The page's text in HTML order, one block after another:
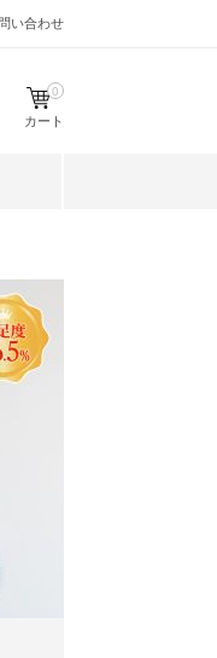
い合わせ
カート
0